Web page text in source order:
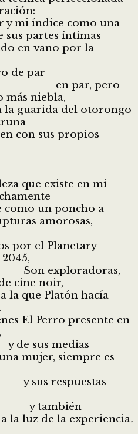
y mi índice como una
sus partes íntimas
en vano por la
de par
pero
más niebla,
la guarida del otorongo
con sus propios
que existe en mi
un poncho a
amorosas,
por el Planetary
cine noir,
la que Platón hacía
El Perro presente en
mujer, siempre es
y sus respuestas
la luz de la experiencia.